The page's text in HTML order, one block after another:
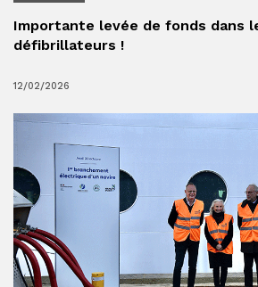
Importante levée de fonds dans
défibrillateurs !
12/02/2026